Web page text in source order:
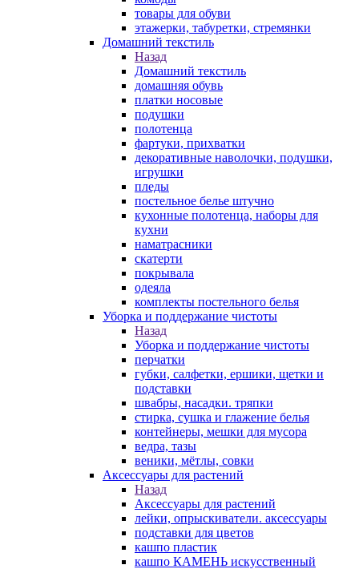
товары для обуви
этажерки, табуретки, стремянки
Домашний текстиль
Назад
Домашний текстиль
домашняя обувь
платки носовые
подушки
полотенца
фартуки, прихватки
декоративные наволочки, подушки,
игрушки
пледы
постельное белье штучно
кухонные полотенца, наборы для
кухни
наматрасники
скатерти
покрывала
одеяла
комплекты постельного белья
Уборка и поддержание чистоты
Назад
Уборка и поддержание чистоты
перчатки
губки, салфетки, ершики, щетки и
подставки
швабры, насадки. тряпки
стирка, сушка и глажение белья
контейнеры, мешки для мусора
ведра, тазы
веники, мётлы, совки
Аксессуары для растений
Назад
Аксессуары для растений
лейки, опрыскиватели. аксессуары
подставки для цветов
кашпо пластик
кашпо КАМЕНЬ искусственный